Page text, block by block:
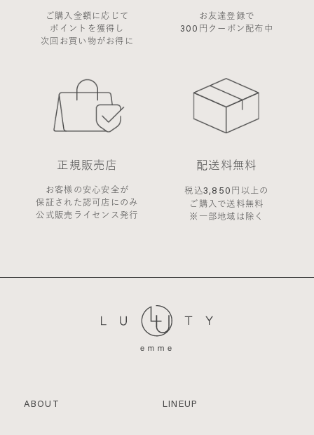
当サイトを利用するにあたって、会員の住所、電話
番号、購入履歴などの大切な個人情報がネットサー
が求められる場合を除き、開示しないものとしま
す。
※チャートなど一個人が特定できない範囲で集計す
る場合があります。
会員登録の申し込みを当社が受けた際、架空の人物
を登録した場合や、本人以外の第三者の会員登録を
した場合、過去に会員除名処分を受けたことがある
場合など、当社が不適当と判断した時は、その会員
登録を承認しない場合があります。
当サイトを利用する会員は当サイトに掲載されてい
るいかなる情報もコピー、又は他へ転用することを
る保証も負わないものとします。
ご購入金額に応じて
ポイントを獲得し
次回お買い物がお得に
お友達登録で
300円クーポン配布中
正規販売店
お客様の安心安全が
保証された認可店にのみ
公式販売ライセンス発行
配送料無料
税込3,850円以上の
ご購入で送料無料
※一部地域は除く
ABOUT LINEUP